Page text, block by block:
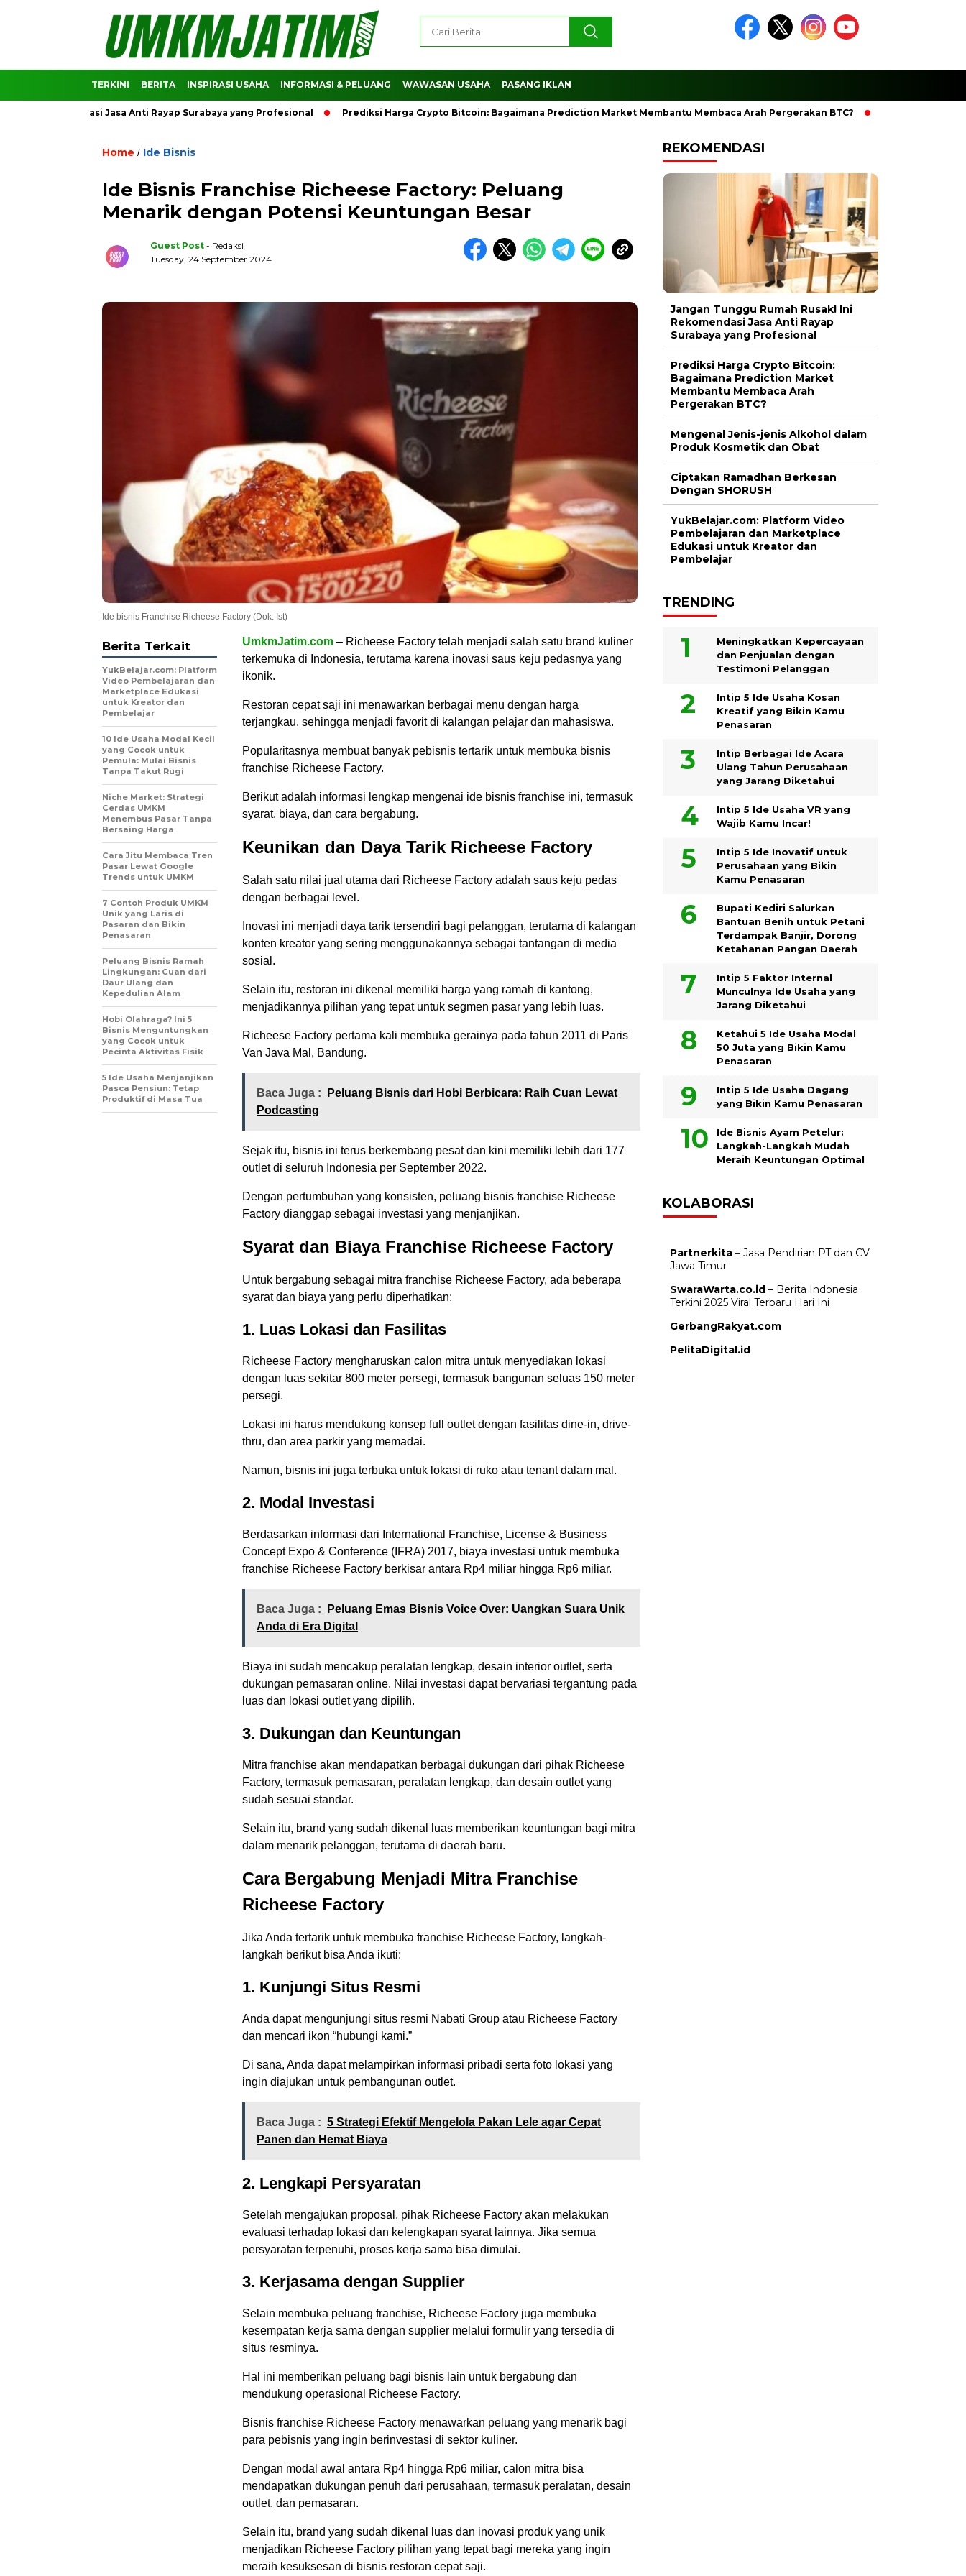
TERKINI BERITA INSPIRASI USAHA INFORMASI & PELUANG WAWASAN USAHA PASANG IKLAN
Jasa Anti Rayap Surabaya yang Profesional Prediksi Harga Crypto Bitcoin: Bagaimana Prediction Market Membantu Membaca Arah Pergerakan BTC? Ciptakan Ramadhan
Home / Ide Bisnis
Ide Bisnis Franchise Richeese Factory: Peluang
Menarik dengan Potensi Keuntungan Besar
Guest Post - Redaksi
Tuesday, 24 September 2024
Ide bisnis Franchise Richeese Factory (Dok. Ist)
UmkmJatim.com – Richeese Factory telah menjadi salah satu brand kuliner
terkemuka di Indonesia, terutama karena inovasi saus keju pedasnya yang
ikonik.
Restoran cepat saji ini menawarkan berbagai menu dengan harga
terjangkau, sehingga menjadi favorit di kalangan pelajar dan mahasiswa.
Popularitasnya membuat banyak pebisnis tertarik untuk membuka bisnis
franchise Richeese Factory.
Berikut adalah informasi lengkap mengenai ide bisnis franchise ini, termasuk
syarat, biaya, dan cara bergabung.
Keunikan dan Daya Tarik Richeese Factory
Salah satu nilai jual utama dari Richeese Factory adalah saus keju pedas
dengan berbagai level.
Inovasi ini menjadi daya tarik tersendiri bagi pelanggan, terutama di kalangan
konten kreator yang sering menggunakannya sebagai tantangan di media
sosial.
Selain itu, restoran ini dikenal memiliki harga yang ramah di kantong,
menjadikannya pilihan yang tepat untuk segmen pasar yang lebih luas.
Richeese Factory pertama kali membuka gerainya pada tahun 2011 di Paris
Van Java Mal, Bandung.
Baca Juga :
Peluang Bisnis dari Hobi Berbicara: Raih Cuan Lewat
Podcasting
Sejak itu, bisnis ini terus berkembang pesat dan kini memiliki lebih dari 177
outlet di seluruh Indonesia per September 2022.
Dengan pertumbuhan yang konsisten, peluang bisnis franchise Richeese
Factory dianggap sebagai investasi yang menjanjikan.
Syarat dan Biaya Franchise Richeese Factory
Untuk bergabung sebagai mitra franchise Richeese Factory, ada beberapa
syarat dan biaya yang perlu diperhatikan:
1. Luas Lokasi dan Fasilitas
Richeese Factory mengharuskan calon mitra untuk menyediakan lokasi
dengan luas sekitar 800 meter persegi, termasuk bangunan seluas 150 meter
persegi.
Lokasi ini harus mendukung konsep full outlet dengan fasilitas dine-in, drive-
thru, dan area parkir yang memadai.
Namun, bisnis ini juga terbuka untuk lokasi di ruko atau tenant dalam mal.
2. Modal Investasi
Berdasarkan informasi dari International Franchise, License & Business
Concept Expo & Conference (IFRA) 2017, biaya investasi untuk membuka
franchise Richeese Factory berkisar antara Rp4 miliar hingga Rp6 miliar.
Baca Juga :
Peluang Emas Bisnis Voice Over: Uangkan Suara Unik
Anda di Era Digital
Biaya ini sudah mencakup peralatan lengkap, desain interior outlet, serta
dukungan pemasaran online. Nilai investasi dapat bervariasi tergantung pada
luas dan lokasi outlet yang dipilih.
3. Dukungan dan Keuntungan
Mitra franchise akan mendapatkan berbagai dukungan dari pihak Richeese
Factory, termasuk pemasaran, peralatan lengkap, dan desain outlet yang
sudah sesuai standar.
Selain itu, brand yang sudah dikenal luas memberikan keuntungan bagi mitra
dalam menarik pelanggan, terutama di daerah baru.
Cara Bergabung Menjadi Mitra Franchise
Richeese Factory
Jika Anda tertarik untuk membuka franchise Richeese Factory, langkah-
langkah berikut bisa Anda ikuti:
1. Kunjungi Situs Resmi
Anda dapat mengunjungi situs resmi Nabati Group atau Richeese Factory
dan mencari ikon “hubungi kami.”
Di sana, Anda dapat melampirkan informasi pribadi serta foto lokasi yang
ingin diajukan untuk pembangunan outlet.
Baca Juga : 5 Strategi Efektif Mengelola Pakan Lele agar Cepat
Panen dan Hemat Biaya
2. Lengkapi Persyaratan
Setelah mengajukan proposal, pihak Richeese Factory akan melakukan
evaluasi terhadap lokasi dan kelengkapan syarat lainnya. Jika semua
persyaratan terpenuhi, proses kerja sama bisa dimulai.
3. Kerjasama dengan Supplier
Selain membuka peluang franchise, Richeese Factory juga membuka
kesempatan kerja sama dengan supplier melalui formulir yang tersedia di
situs resminya.
Hal ini memberikan peluang bagi bisnis lain untuk bergabung dan
mendukung operasional Richeese Factory.
Bisnis franchise Richeese Factory menawarkan peluang yang menarik bagi
para pebisnis yang ingin berinvestasi di sektor kuliner.
Dengan modal awal antara Rp4 hingga Rp6 miliar, calon mitra bisa
mendapatkan dukungan penuh dari perusahaan, termasuk peralatan, desain
outlet, dan pemasaran.
Selain itu, brand yang sudah dikenal luas dan inovasi produk yang unik
menjadikan Richeese Factory pilihan yang tepat bagi mereka yang ingin
meraih kesuksesan di bisnis restoran cepat saji.
Berita Terkait
YukBelajar.com: Platform
Video Pembelajaran dan
Marketplace Edukasi
untuk Kreator dan
Pembelajar
10 Ide Usaha Modal Kecil
yang Cocok untuk
Pemula: Mulai Bisnis
Tanpa Takut Rugi
Niche Market: Strategi
Cerdas UMKM
Menembus Pasar Tanpa
Bersaing Harga
Cara Jitu Membaca Tren
Pasar Lewat Google
Trends untuk UMKM
7 Contoh Produk UMKM
Unik yang Laris di
Pasaran dan Bikin
Penasaran
Peluang Bisnis Ramah
Lingkungan: Cuan dari
Daur Ulang dan
Kepedulian Alam
Hobi Olahraga? Ini 5
Bisnis Menguntungkan
yang Cocok untuk
Pecinta Aktivitas Fisik
5 Ide Usaha Menjanjikan
Pasca Pensiun: Tetap
Produktif di Masa Tua
REKOMENDASI
Jangan Tunggu Rumah Rusak! Ini
Rekomendasi Jasa Anti Rayap
Surabaya yang Profesional
Prediksi Harga Crypto Bitcoin:
Bagaimana Prediction Market
Membantu Membaca Arah
Pergerakan BTC?
Mengenal Jenis-jenis Alkohol dalam
Produk Kosmetik dan Obat
Ciptakan Ramadhan Berkesan
Dengan SHORUSH
YukBelajar.com: Platform Video
Pembelajaran dan Marketplace
Edukasi untuk Kreator dan
Pembelajar
TRENDING
Meningkatkan Kepercayaan
dan Penjualan dengan
Testimoni Pelanggan
Intip 5 Ide Usaha Kosan
Kreatif yang Bikin Kamu
Penasaran
Intip Berbagai Ide Acara
Ulang Tahun Perusahaan
yang Jarang Diketahui
Intip 5 Ide Usaha VR yang
Wajib Kamu Incar!
Intip 5 Ide Inovatif untuk
Perusahaan yang Bikin
Kamu Penasaran
Bupati Kediri Salurkan
Bantuan Benih untuk Petani
Terdampak Banjir, Dorong
Ketahanan Pangan Daerah
Intip 5 Faktor Internal
Munculnya Ide Usaha yang
Jarang Diketahui
Ketahui 5 Ide Usaha Modal
50 Juta yang Bikin Kamu
Penasaran
Intip 5 Ide Usaha Dagang
yang Bikin Kamu Penasaran
Ide Bisnis Ayam Petelur:
Langkah-Langkah Mudah
Meraih Keuntungan Optimal
KOLABORASI
Partnerkita – Jasa Pendirian PT dan CV
Jawa Timur
SwaraWarta.co.id – Berita Indonesia
Terkini 2025 Viral Terbaru Hari Ini
GerbangRakyat.com
PelitaDigital.id